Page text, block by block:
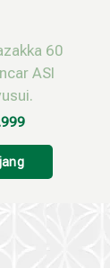
60
ASI